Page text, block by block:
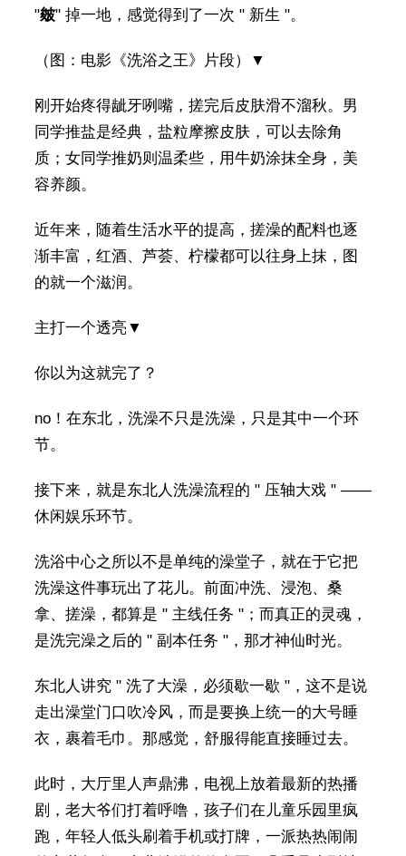
"皴" 掉一地，感觉得到了一次 " 新生 "。
（图：电影《洗浴之王》片段）▼
刚开始疼得龇牙咧嘴，搓完后皮肤滑不溜秋。男
同学推盐是经典，盐粒摩擦皮肤，可以去除角
质；女同学推奶则温柔些，用牛奶涂抹全身，美
容养颜。
近年来，随着生活水平的提高，搓澡的配料也逐
渐丰富，红酒、芦荟、柠檬都可以往身上抹，图
的就一个滋润。
主打一个透亮▼
你以为这就完了？
no！在东北，洗澡不只是洗澡，只是其中一个环
节。
接下来，就是东北人洗澡流程的 " 压轴大戏 " ——
休闲娱乐环节。
洗浴中心之所以不是单纯的澡堂子，就在于它把
洗澡这件事玩出了花儿。前面冲洗、浸泡、桑
拿、搓澡，都算是 " 主线任务 "；而真正的灵魂，
是洗完澡之后的 " 副本任务 "，那才神仙时光。
东北人讲究 " 洗了大澡，必须歇一歇 "，这不是说
走出澡堂门口吹冷风，而是要换上统一的大号睡
衣，裹着毛巾。那感觉，舒服得能直接睡过去。
此时，大厅里人声鼎沸，电视上放着最新的热播
剧，老大爷们打着呼噜，孩子们在儿童乐园里疯
跑，年轻人低头刷着手机或打牌，一派热热闹闹